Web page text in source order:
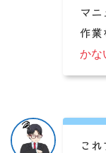
マニ
作業
かな
こ